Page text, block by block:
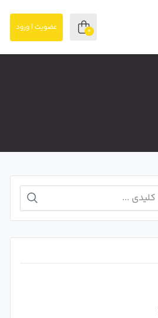
0 عضویت | ورود